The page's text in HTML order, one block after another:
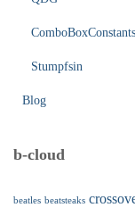
ComboBoxConstants
Stumpfsin
Blog
b-cloud
beatles beatsteaks